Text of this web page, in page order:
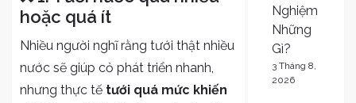
hoặc quá ít
Nhiều người nghĩ rằng tưới thật nhiều
nước sẽ giúp cỏ phát triển nhanh,
nhưng thực tế tưới quá mức khiến
Nghiệm
Những
Gì?
3 Tháng 8,
2026